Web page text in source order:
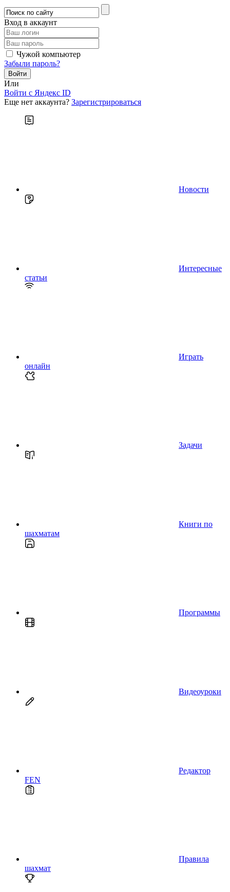
Вход в аккаунт
Чужой компьютер
Забыли пароль?
Или
Войти c Яндекс ID
Еще нет аккаунта? Зарегистрироваться
Новости
Интересные
статьи
Играть
онлайн
Задачи
Книги по
шахматам
Программы
Видеоуроки
Редактор
FEN
Правила
шахмат